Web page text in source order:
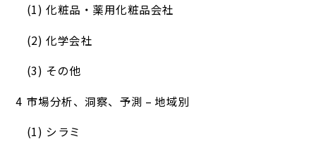
化粧品・薬用化粧品会社
化学会社
その他
市場分析、洞察、予測 – 地域別
シラミ